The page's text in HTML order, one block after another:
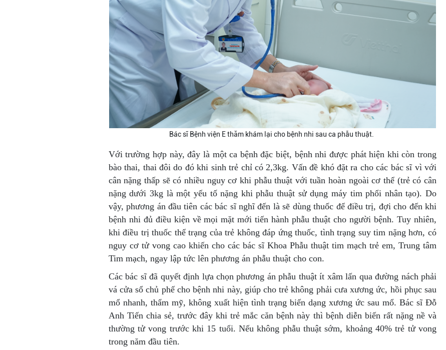
Bác sĩ Bệnh viện E thăm khám lại cho bệnh nhi sau ca phẫu thuật.
Với trường hợp này, đây là một ca bệnh đặc biệt, bệnh nhi được phát hiện khi còn trong
bào thai, thai đôi do đó khi sinh trẻ chỉ có 2,3kg. Vấn đề khó đặt ra cho các bác sĩ vì với
cân nặng thấp sẽ có nhiều nguy cơ khi phẫu thuật với tuần hoàn ngoài cơ thể (trẻ có cân
nặng dưới 3kg là một yếu tố nặng khi phẫu thuật sử dụng máy tim phổi nhân tạo). Do
vậy, phương án đầu tiên các bác sĩ nghĩ đến là sẽ dùng thuốc để điều trị, đợi cho đến khi
bệnh nhi đủ điều kiện về mọi mặt mới tiến hành phẫu thuật cho người bệnh. Tuy nhiên,
khi điều trị thuốc thể trạng của trẻ không đáp ứng thuốc, tình trạng suy tim nặng hơn, có
nguy cơ tử vong cao khiến cho các bác sĩ Khoa Phẫu thuật tim mạch trẻ em, Trung tâm
Tim mạch, ngay lập tức lên phương án phẫu thuật cho con.
Các bác sĩ đã quyết định lựa chọn phương án phẫu thuật ít xâm lấn qua đường nách phải
vá cửa sổ chủ phế cho bệnh nhi này, giúp cho trẻ không phải cưa xương ức, hồi phục sau
mổ nhanh, thẩm mỹ, không xuất hiện tình trạng biến dạng xương ức sau mổ. Bác sĩ Đỗ
Anh Tiến chia sẻ, trước đây khi trẻ mắc căn bệnh này thì bệnh diễn biến rất nặng nề và
thường tử vong trước khi 15 tuổi. Nếu không phẫu thuật sớm, khoảng 40% trẻ tử vong
trong năm đầu tiên.